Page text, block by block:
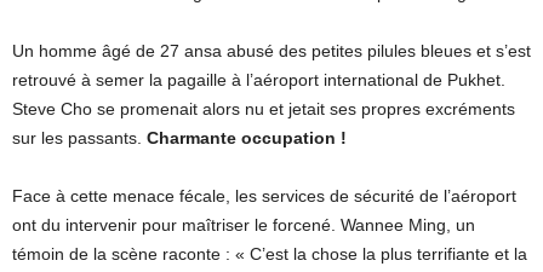
Un homme âgé de 27 ansa abusé des petites pilules bleues et s’est
retrouvé à semer la pagaille à l’aéroport international de Pukhet.
Steve Cho se promenait alors nu et jetait ses propres excréments
sur les passants. Charmante occupation !
Face à cette menace fécale, les services de sécurité de l’aéroport
ont du intervenir pour maîtriser le forcené. Wannee Ming, un
témoin de la scène raconte : « C’est la chose la plus terrifiante et la